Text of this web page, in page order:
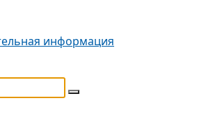
информация